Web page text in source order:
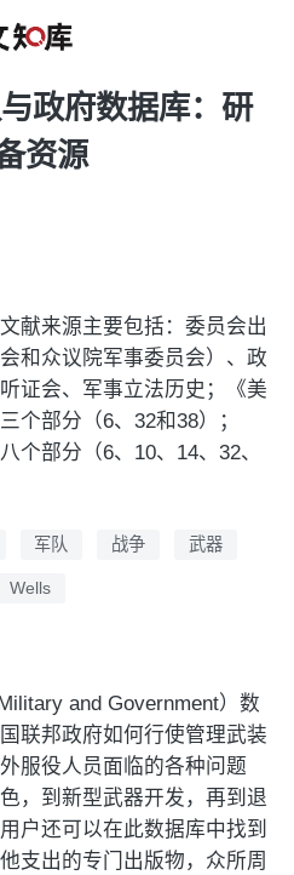
政府数据库：研
资源
献来源主要包括：委员会出
和众议院军事委员会）、政
证会、军事立法历史；《美
个部分（6、32和38）；
个部分（6、10、14、32、
军队 战争 武器
Wells
and Government）数
联邦政府如何行使管理武装
服役人员面临的各种问题
，到新型武器开发，再到退
户还可以在此数据库中找到
支出的专门出版物，众所周